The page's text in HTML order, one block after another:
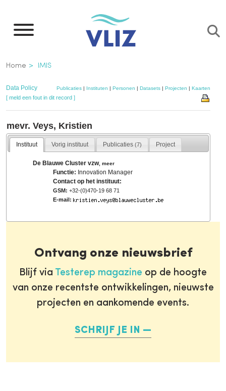
naar
inhoud
gaan
Kruimelpad
Home IMIS
Data Policy Publicaties | Instituten | Personen | Datasets | Projecten | Kaarten
[ meld een fout in dit record ]
mevr. Veys, Kristien
Instituut Vorig instituut Publicaties (7) Project
De Blauwe Cluster vzw,meer
Functie: Innovation Manager
Contact op het instituut:
GSM: +32-(0)470-19 68 71
E-mail:
Ontvang onze nieuwsbrief
Blijf via Testerep magazine op de hoogte
van onze recentste ontwikkelingen, nieuwste
projecten en aankomende events.
SCHRIJF JE IN